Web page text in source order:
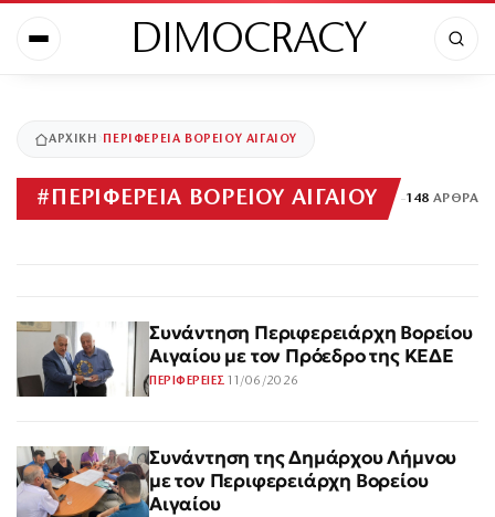
DIMOCRACY
ΑΡΧΙΚΉ ΠΕΡΙΦΕΡΕΙΑ ΒΟΡΕΙΟΥ ΑΙΓΑΙΟΥ
# ΠΕΡΙΦΕΡΕΙΑ ΒΟΡΕΙΟΥ ΑΙΓΑΙΟΥ 148 ΆΡΘΡΑ
Συνάντηση Περιφερειάρχη Βορείου
Αιγαίου με τον Πρόεδρο της ΚΕΔΕ
ΠΕΡΙΦΕΡΕΙΕΣ 11/06/2026
Συνάντηση της Δημάρχου Λήμνου
με τον Περιφερειάρχη Βορείου
Αιγαίου